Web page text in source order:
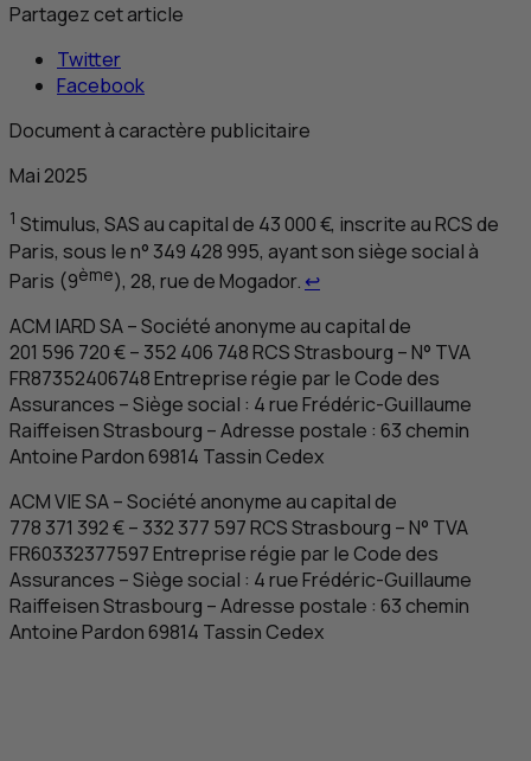
Partagez cet article
Twitter
Facebook
Document à caractère publicitaire
Mai 2025
1 Stimulus, SASau capital de 43 000 €, inscrite auRCSde
Paris, sous le n° 349 428 995, ayant son siège social à
Paris (9ème), 28, rue de Mogador. ↩Retour au renvoi 1
ACM IARDSA– Société anonyme au capital de
201 596 720 € – 352 406 748RCSStrasbourg –N° TVA
FR87352406748 Entreprise régie par le Code des
Assurances – Siège social : 4 rue Frédéric-Guillaume
RaiffeisenStrasbourg – Adresse postale : 63 chemin
Antoine Pardon 69814 Tassin Cedex
ACMVIESA– Société anonyme au capital de
778 371 392 € – 332 377 597RCSStrasbourg –N° TVA
FR60332377597 Entreprise régie par le Code des
Assurances – Siège social : 4 rue Frédéric-Guillaume
RaiffeisenStrasbourg – Adresse postale : 63 chemin
Antoine Pardon 69814 Tassin Cedex